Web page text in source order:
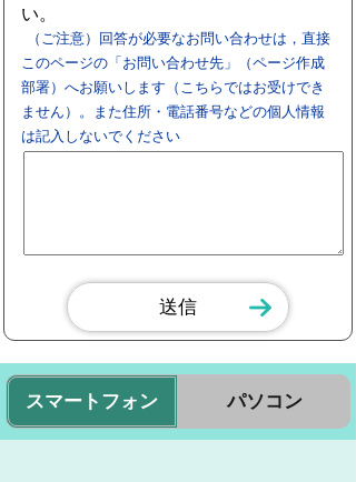
い。
（ご注意）回答が必要なお問い合わせは，直接
このページの「お問い合わせ先」（ページ作成
部署）へお願いします（こちらではお受けでき
ません）。また住所・電話番号などの個人情報
は記入しないでください
スマートフォン パソコン